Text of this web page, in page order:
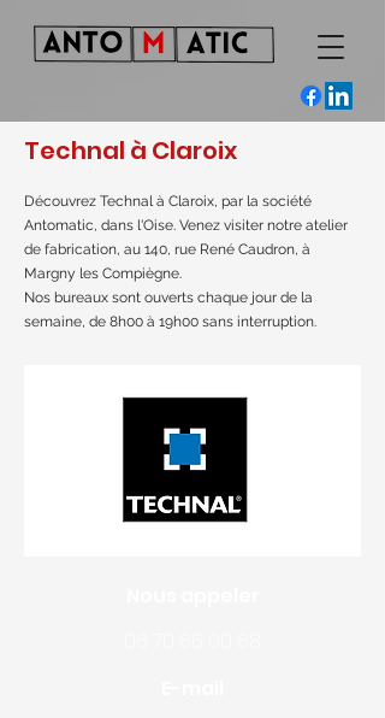
Technal à Claroix
Découvrez Technal à Claroix, par la société
Antomatic, dans l'Oise. Venez visiter notre atelier
de fabrication, au 140, rue René Caudron, à
Margny les Compiègne.
Nos bureaux sont ouverts chaque jour de la
semaine, de 8h00 à 19h00 sans interruption.